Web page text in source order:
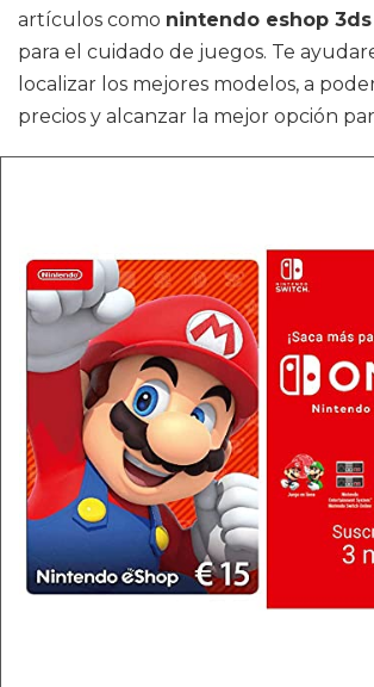
artículos como nintendo eshop 3ds
para el cuidado de juegos. Te
localizar los mejores modelos, a
precios y alcanzar la mejor opción